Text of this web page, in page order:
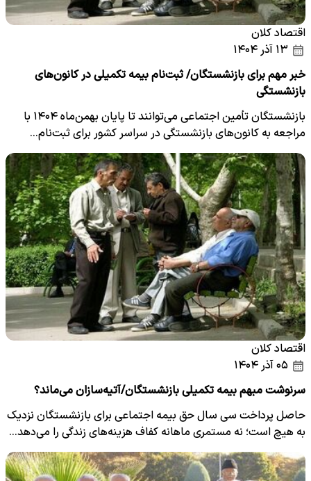
اقتصاد کلان
خبر مهم برای بازنشستگان/ ثبت‌نام بیمه تکمیلی در کانون‌های
بازنشستگی
بازنشستگان تأمین‌ اجتماعی می‌توانند تا پایان بهمن‌ماه ۱۴۰۴ با
مراجعه به کانون‌های بازنشستگی در سراسر کشور برای ثبت‌نام…
اقتصاد کلان
سرنوشت مبهم بیمه تکمیلی بازنشستگان/آتیه‌سازان می‌ماند؟
حاصل پرداخت سی سال حق بیمه اجتماعی برای بازنشستگان نزدیک
به هیچ است؛ نه مستمر‌ی ماهانه کفاف هزینه‌های زندگی را می‌دهد…